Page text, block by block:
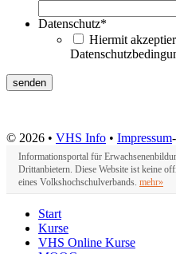
Datenschutz*
Hiermit
© 2026 • VHS Info • Impressum-
Informationsportal für
Drittanbietern. Diese Website ist keine
eines Volkshochschulverbands. mehr»
Start
Kurse
VHS Online Kurse